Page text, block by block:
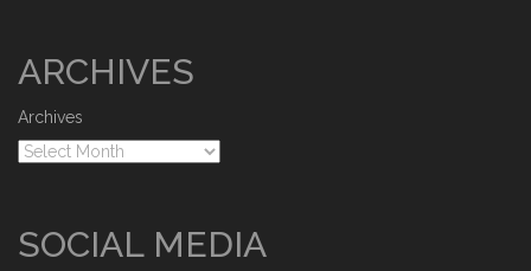
ARCHIVES
Archives
SOCIAL MEDIA